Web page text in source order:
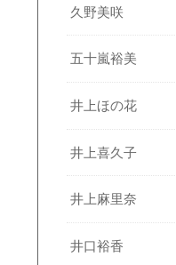
久野美咲
五十嵐裕美
井上ほの花
井上喜久子
井上麻里奈
井口裕香